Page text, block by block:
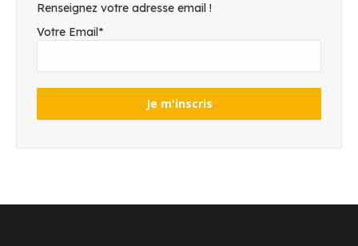
Renseignez votre adresse email !
Votre Email*